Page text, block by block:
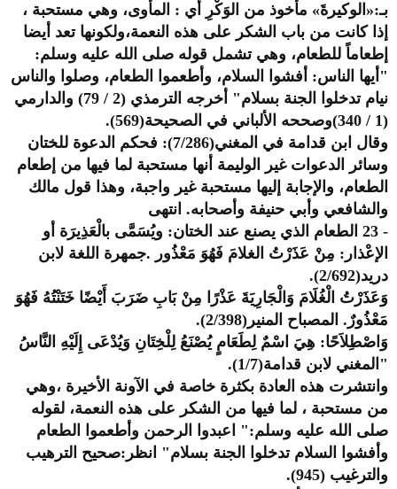
بـ:«الوكيرةَ» مأخوذ من الوَكْرِ أي : المأوى، وهي مستحبة ،
إذا كانت من باب الشكر على هذه النعمة،ولكونها تعد أيضا
إطعاماً للطعام، وهي تشمل قوله صلى الله عليه وسلم:
"أيها الناس: أفشوا السلام، وأطعموا الطعام، وصلوا والناس
نيام تدخلوا الجنة بسلام" أخرجه الترمذي (2 / 79) والدارمي
(1 / 340)وصححه الألباني في الصحيحة(569).
وقال ابن قدامة في المغني(7/286): فحكم الدعوة للختان
وسائر الدعوات غير الوليمة أنها مستحبة لما فيها من إطعام
الطعام، والإجابة إليها مستحبة غير واجبة، وهذا قول مالك
والشافعي وأبي حنيفة وأصحابه. انتهى
- 23 الطعام الذي يصنع عند الختان: ويُسَمَّى بالْعَذِيرَة أو
الإعْذار: مِنْ عَذَرْتُ الغلامَ فَهُوَ مَعْذُور .جمهرة اللغة لابن
دريد(2/692).
وَعَذَرْتُ الْغُلَامَ وَالْجَارِيَةَ عَذْرًا مِنْ بَابِ ضَرَبَ أَيْضًا خَتَنْتُهُ فَهُوَ
مَعْذُورٌ. المصباح المنير(2/398).
وَاصْطِلاَحًا: هِيَ اسْمٌ لِطَعَامٍ يُصْنَعُ لِلْخِتَانِ وَيُدْعَى إِلَيْهِ النَّاسُ
"المغني لابن قدامة(1/7).
وانتشرت هذه العادة بكثرة خاصة في الآونة الأخيرة ،وهي
من مستحبة ، لما فيها من الشكر على هذه النعمة، لقوله
صلى الله عليه وسلم:" اعبدوا الرحمن وأطعموا الطعام
وأفشوا السلام تدخلوا الجنة بسلام" انظر:صحيح الترهيب
والترغيب (945).